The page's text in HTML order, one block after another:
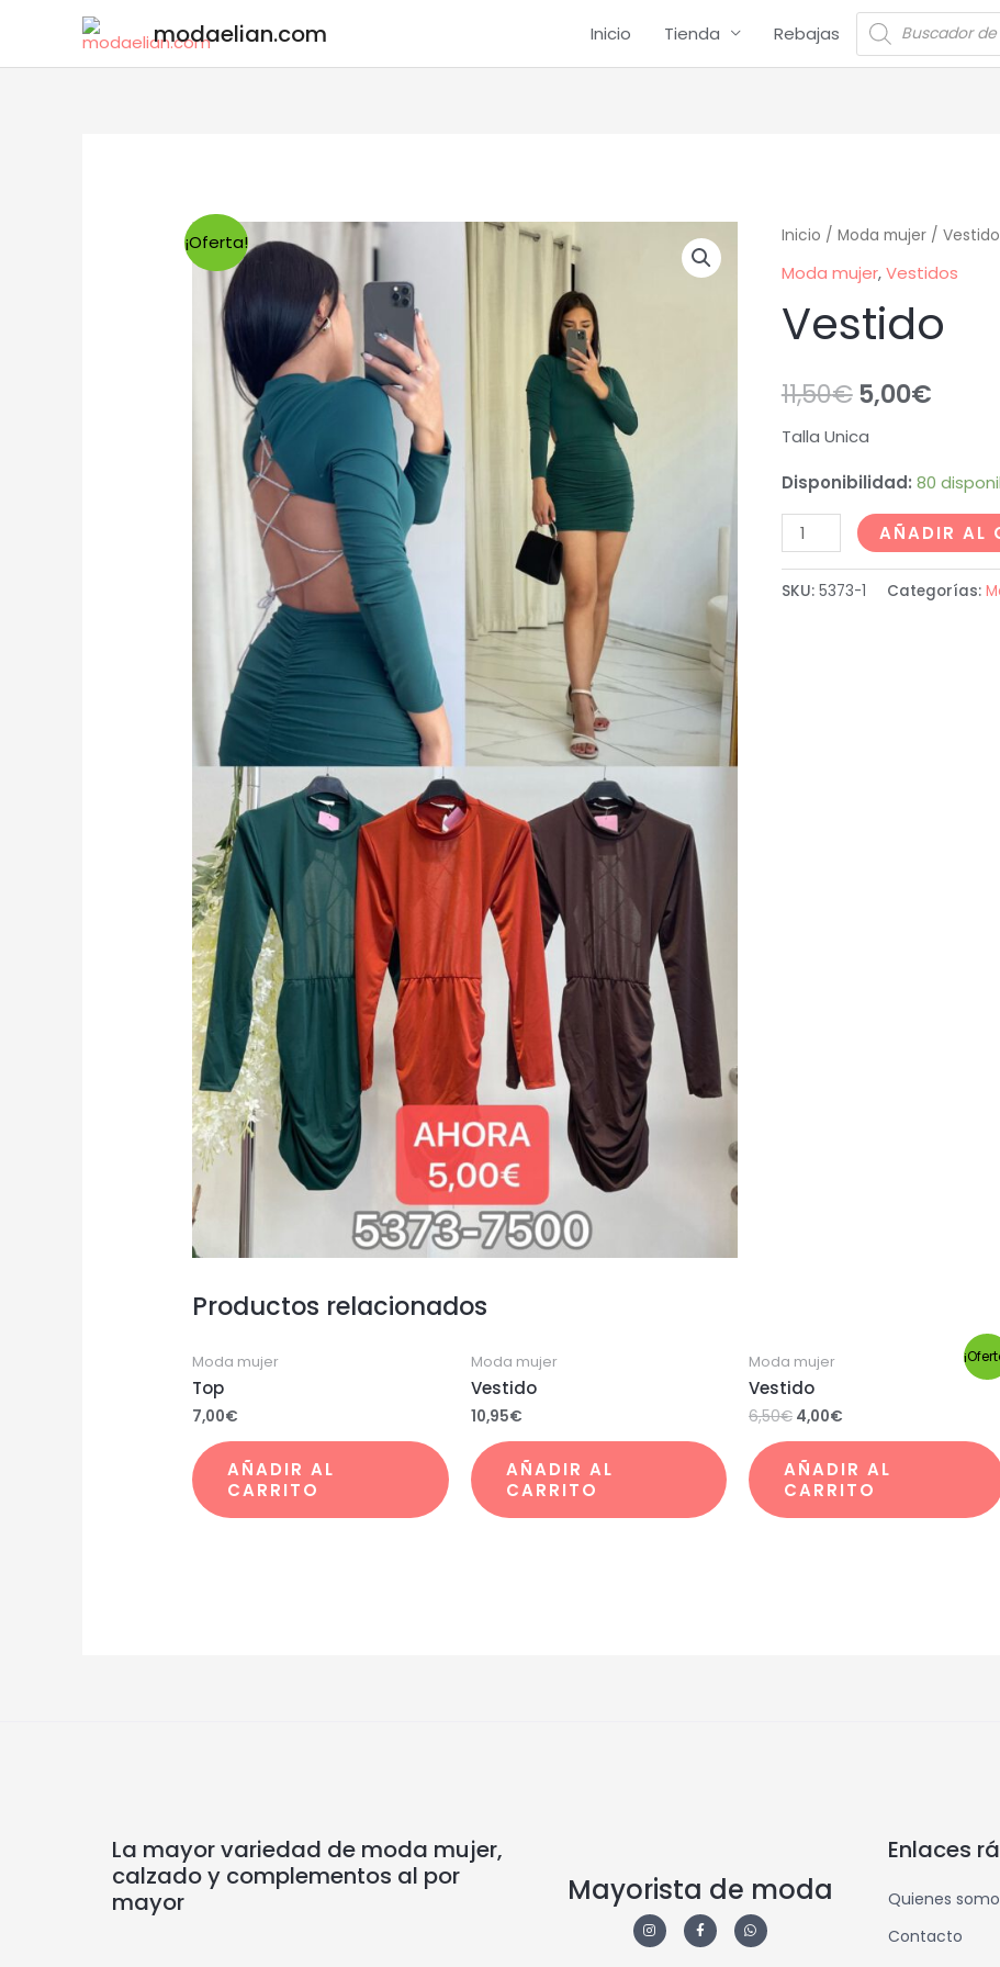
modaelian.com Inicio Tienda Rebajas
¡Oferta! Inicio / Moda mujer/
Moda mujer,Vestidos
Vestido
11,50€5,00€
Talla Unica
Disponibilidad: 80
AÑADIR AL
SKU: 5373-1 Categorías:
Productos relacionados
Moda mujer
Top
7,00€
AÑADIR AL
CARRITO
Moda mujer
Vestido
10,95€
AÑADIR AL
CARRITO
Moda mujer
Vestido
6,50€ 4,00€
AÑADIR AL
CARRITO
La mayor variedad de moda mujer,
calzado y complementos al por
mayor
Mayorista de moda
Enlaces
Quienes
Contacto